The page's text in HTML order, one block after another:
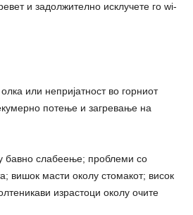
и задолжително исклучете го wi-
или непријатност во горниот
потење и загревање на
бавно слабеење; проблеми со
масти околу стомакот; висок
израстоци околу очите